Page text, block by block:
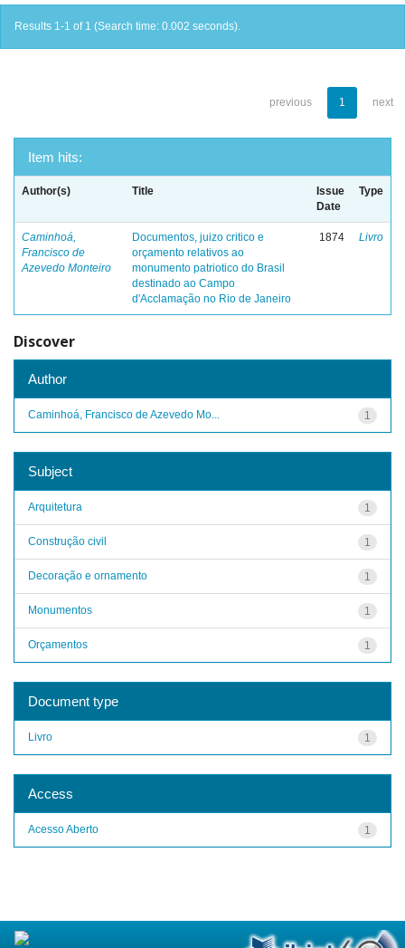
Results 1-1 of 1 (Search time: 0.002 seconds).
previous 1 next
Item hits:
Author(s) Title
Issue
Date
Type
Caminhoá,
Francisco de
Azevedo Monteiro
Documentos, juizo critico e
orçamento relativos ao
monumento patriotico do Brasil
destinado ao Campo
d'Acclamação no Rio de Janeiro
1874 Livro
Discover
Author
1
Caminhoá, Francisco de Azevedo Mo...
Subject
1
Arquitetura
1
Construção civil
1
Decoração e ornamento
1
Monumentos
1
Orçamentos
Document type
1
Livro
Access
1
Acesso Aberto